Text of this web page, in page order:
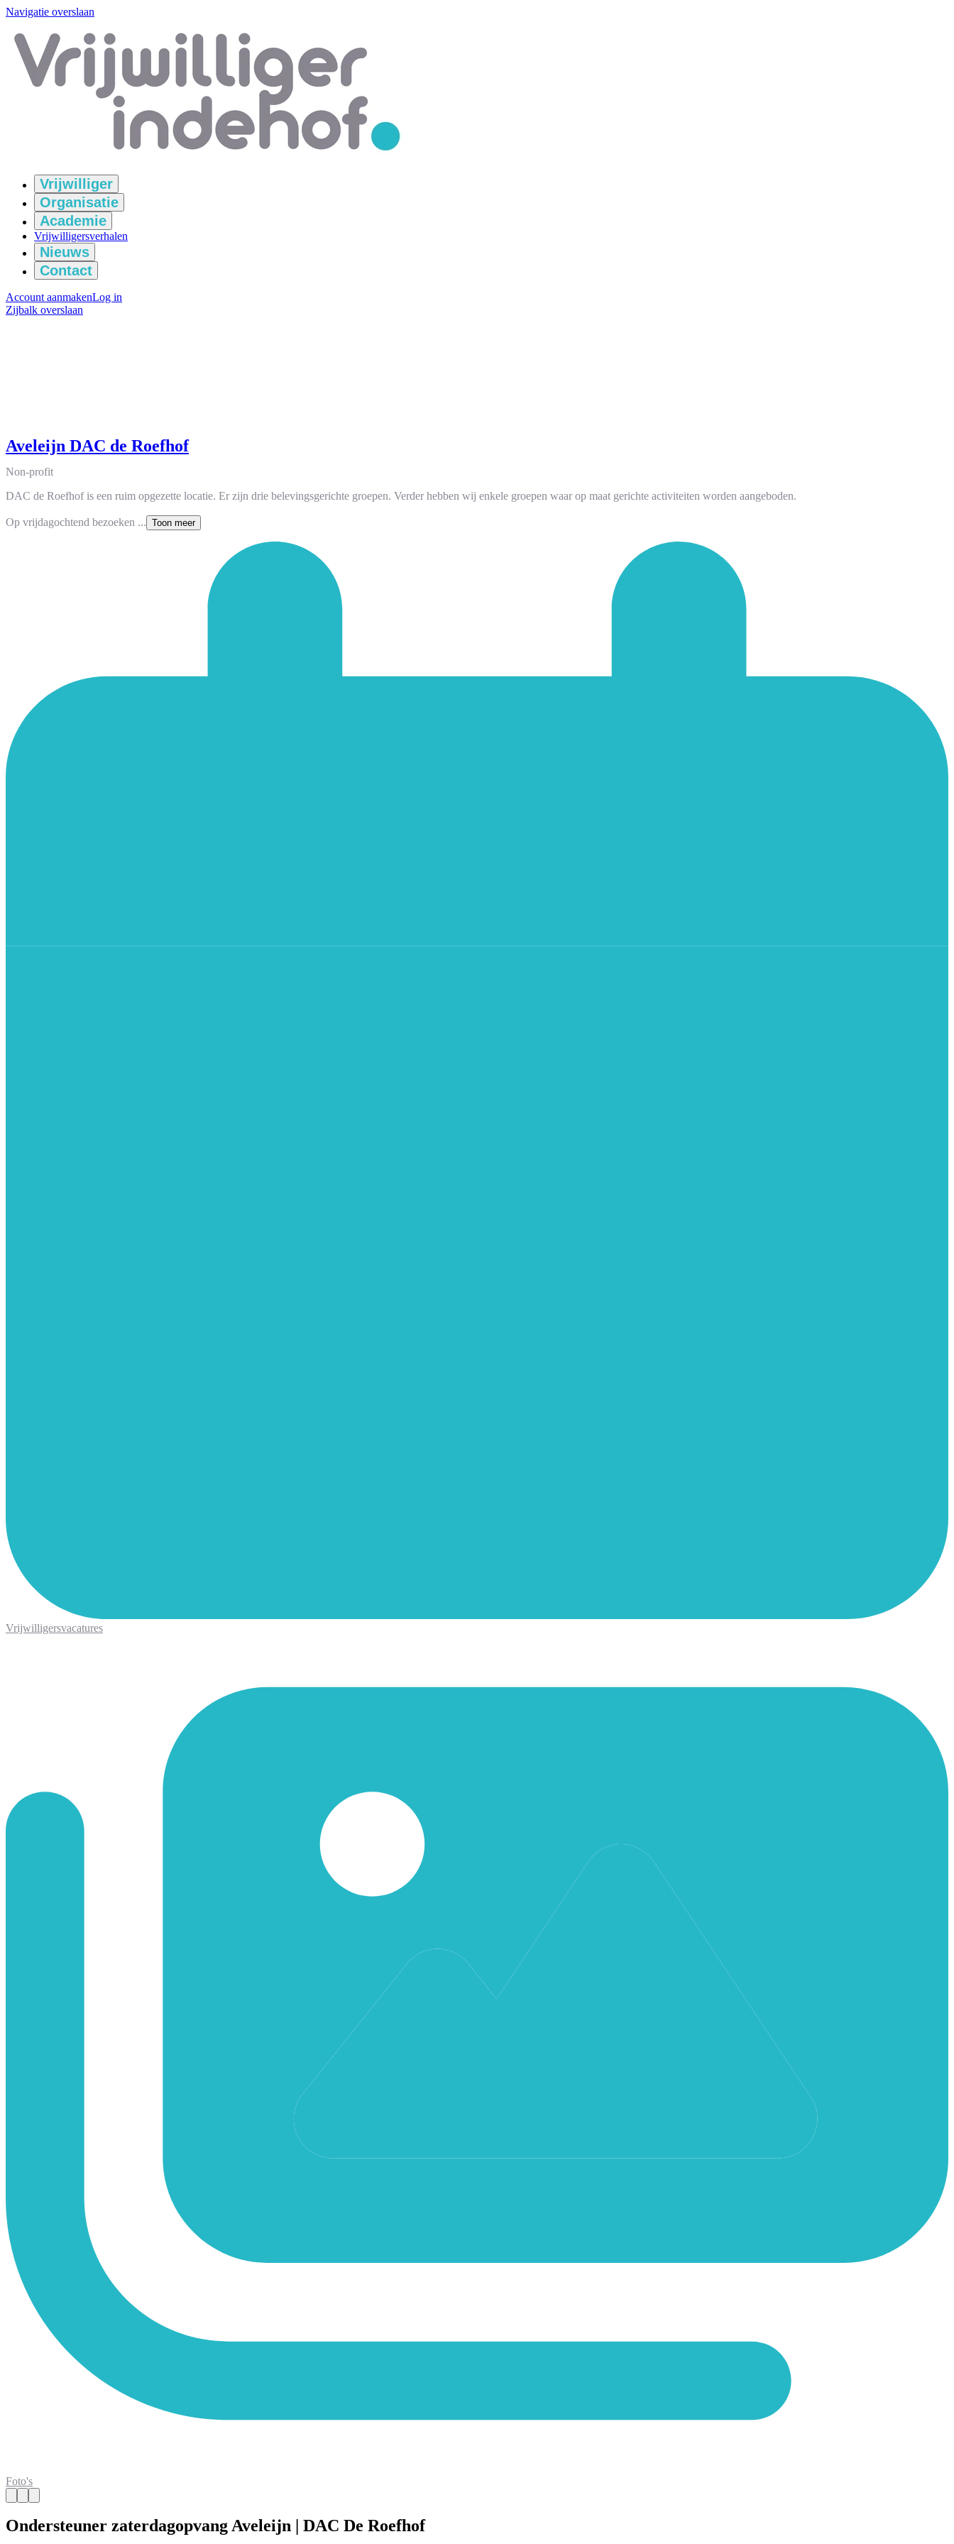
Navigatie overslaan
Vrijwilliger
Organisatie
Academie
Vrijwilligersverhalen
Nieuws
Contact
Account aanmakenLog in
Zijbalk overslaan
Aveleijn DAC de Roefhof
Non-profit
DAC de Roefhof is een ruim opgezette locatie. Er zijn drie belevingsgerichte groepen. Verder hebben wij enkele groepen waar op maat gerichte activiteiten worden aangeboden.
Op vrijdagochtend bezoeken ... Toon meer
Vrijwilligersvacatures
Foto's
Ondersteuner zaterdagopvang Aveleijn | DAC De Roefhof